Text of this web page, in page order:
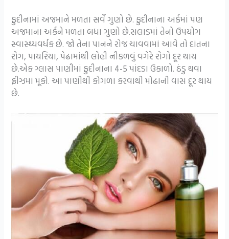
ફુદીનામાં અજમાને મળતા સર્વે ગુણો છે. ફુદીનાના અર્કમાં પણ
અજમાના અર્કને મળતા બધા ગુણો છે.સલાડમાં તેનો ઉપયોગ
સ્વાસ્થ્યવર્ધક છે. જો તેના પાનને રોજ ચાવવામાં આવે તો દાંતના
રોગ, પાયરિયા, પેઢામાંથી લોહી નીકળવું વગેરે રોગો દૂર થાય
છે.એક ગ્લાસ પાણીમાં ફુદીનાના 4-5 પાંદડા ઉકાળો. ઠંડુ થવા
ફ્રીઝમાં મૂકો. આ પાણીથી કોગળા કરવાથી મોઢાની વાસ દૂર થાય
છે.